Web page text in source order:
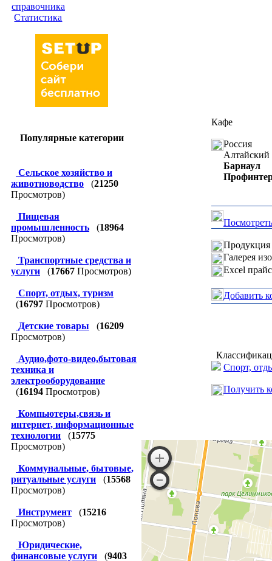
Статистика
Популярные категории
Сельское хозяйство и
животноводство
(21250
Просмотров)
Пищевая
промышленность
(18964
Просмотров)
Транспортные средства и
услуги
(17667 Просмотров)
Спорт, отдых, туризм
(16797 Просмотров)
Детские товары (16209
Просмотров)
Аудио,фото-видео,бытовая
техника и
электрооборудование
(16194 Просмотров)
Компьютеры,связь и
интернет, информационные
технологии
(15775
Просмотров)
Коммунальные, бытовые,
ритуальные услуги
(15568
Просмотров)
Инструмент (15216
Просмотров)
Юридические,
финансовые услуги
(9403
Кафе
Россия
Алтайский
Барнаул
Продукция
Галерея
Excel
Добавить
Спорт,
Получить